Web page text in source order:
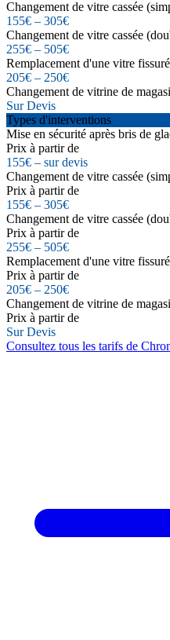
Changement de vitre cassée
155€ – 305€
Changement de vitre cassée
255€ – 505€
Remplacement d'une vitre
205€ – 250€
Changement de vitrine de
Sur Devis
Types d'interventions
Mise en sécurité après bris de
Prix à partir de
155€ – sur devis
Changement de vitre cassée
Prix à partir de
155€ – 305€
Changement de vitre cassée
Prix à partir de
255€ – 505€
Remplacement d'une vitre
Prix à partir de
205€ – 250€
Changement de vitrine de
Prix à partir de
Sur Devis
Consultez tous les tarifs de